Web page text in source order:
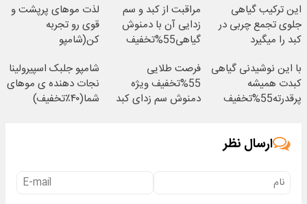
این ترکیب گیاهی
جلوی تجمع چربی در
کبد را میگیرد
مراقبت از کبد و سم
زدایی آن با دمنوش
گیاهی55%تخفیف
لذت موهای پرپشت و
قوی رو تجربه
کن(شامپو
با این نوشیدنی گیاهی
کبدت همیشه
پرقدرته55%تخفیف
فرصت طلایی
55%تخفیف ویژه
دمنوش سم زدای کبد
شامپو جلبک اسپیرولینا
نجات دهنده ی موهای
شما(۴۰٪تخفیف)
ارسال نظر